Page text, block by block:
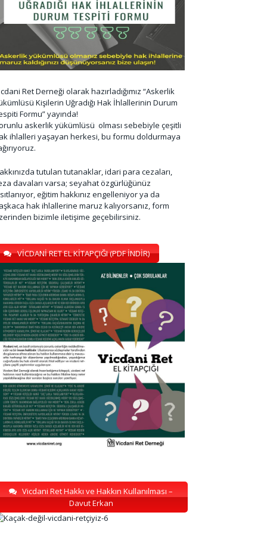
Ret Derneği olarak hazırladığımız “Askerlik
Kişilerin Uğradığı Hak İhlallerinin Durum
Formu” yayında!
askerlik yükümlüsü olması sebebiyle çeşitli
ihlalleri yaşayan herkesi, bu formu doldurmaya
tutulan tutanaklar, idari para cezaları,
davaları varsa; seyahat özgürlüğünüz
eğitim hakkınız engelleniyor ya da
hak ihlallerine maruz kalıyorsanız, form
bizimle iletişime geçebilirsiniz.
VİCDANİ RET EL KİTAPÇIĞI (PDF İNDİR)
Vicdani Ret Hakkı ve Hakkın Kullanılması –
Davut Erkan